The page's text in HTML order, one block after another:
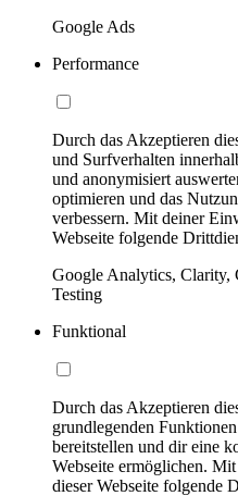
Google Ads
Performance
Durch das Akzeptieren
und Surfverhalten
und anonymisiert
optimieren und das
verbessern. Mit deiner
Webseite folgende
Google Analytics, Clarity,
Testing
Funktional
Durch das Akzeptieren
grundlegenden
bereitstellen und dir eine
Webseite ermöglichen.
dieser Webseite folgende